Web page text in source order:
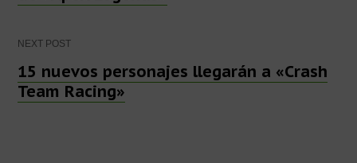
navigation
NEXT POST
15 nuevos personajes llegarán a «Crash
Team Racing»